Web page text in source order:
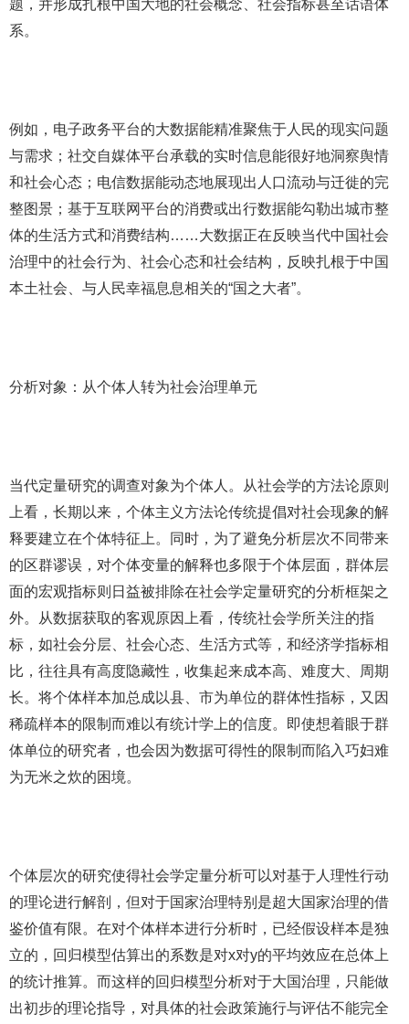
题，并形成扎根中国大地的社会概念、社会指标甚至话语体
系。
例如，电子政务平台的大数据能精准聚焦于人民的现实问题
与需求；社交自媒体平台承载的实时信息能很好地洞察舆情
和社会心态；电信数据能动态地展现出人口流动与迁徙的完
整图景；基于互联网平台的消费或出行数据能勾勒出城市整
体的生活方式和消费结构……大数据正在反映当代中国社会
治理中的社会行为、社会心态和社会结构，反映扎根于中国
本土社会、与人民幸福息息相关的“国之大者”。
分析对象：从个体人转为社会治理单元
当代定量研究的调查对象为个体人。从社会学的方法论原则
上看，长期以来，个体主义方法论传统提倡对社会现象的解
释要建立在个体特征上。同时，为了避免分析层次不同带来
的区群谬误，对个体变量的解释也多限于个体层面，群体层
面的宏观指标则日益被排除在社会学定量研究的分析框架之
外。从数据获取的客观原因上看，传统社会学所关注的指
标，如社会分层、社会心态、生活方式等，和经济学指标相
比，往往具有高度隐藏性，收集起来成本高、难度大、周期
长。将个体样本加总成以县、市为单位的群体性指标，又因
稀疏样本的限制而难以有统计学上的信度。即使想着眼于群
体单位的研究者，也会因为数据可得性的限制而陷入巧妇难
为无米之炊的困境。
个体层次的研究使得社会学定量分析可以对基于人理性行动
的理论进行解剖，但对于国家治理特别是超大国家治理的借
鉴价值有限。在对个体样本进行分析时，已经假设样本是独
立的，回归模型估算出的系数是对x对y的平均效应在总体上
的统计推算。而这样的回归模型分析对于大国治理，只能做
出初步的理论指导，对具体的社会政策施行与评估不能完全